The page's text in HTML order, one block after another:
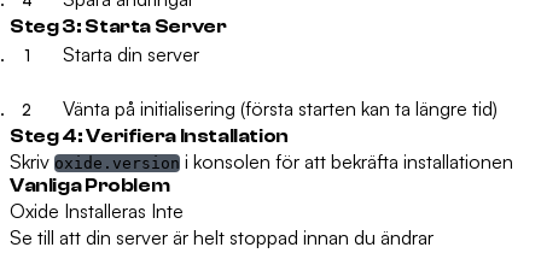
Steg 3: Starta Server
Starta din server
Vänta på initialisering (första starten kan ta längre tid)
Steg 4: Verifiera Installation
Skriv oxide.version i konsolen för att bekräfta installationen
Vanliga Problem
Oxide Installeras Inte
Se till att din server är helt stoppad innan du ändrar